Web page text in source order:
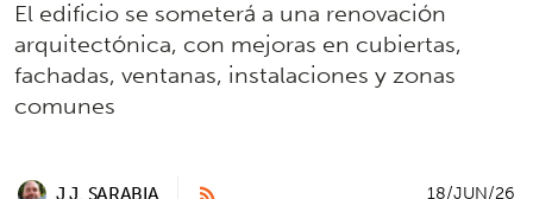
El edificio se someterá a una renovación
arquitectónica, con mejoras en cubiertas,
fachadas, ventanas, instalaciones y zonas
comunes
18/JUN/26